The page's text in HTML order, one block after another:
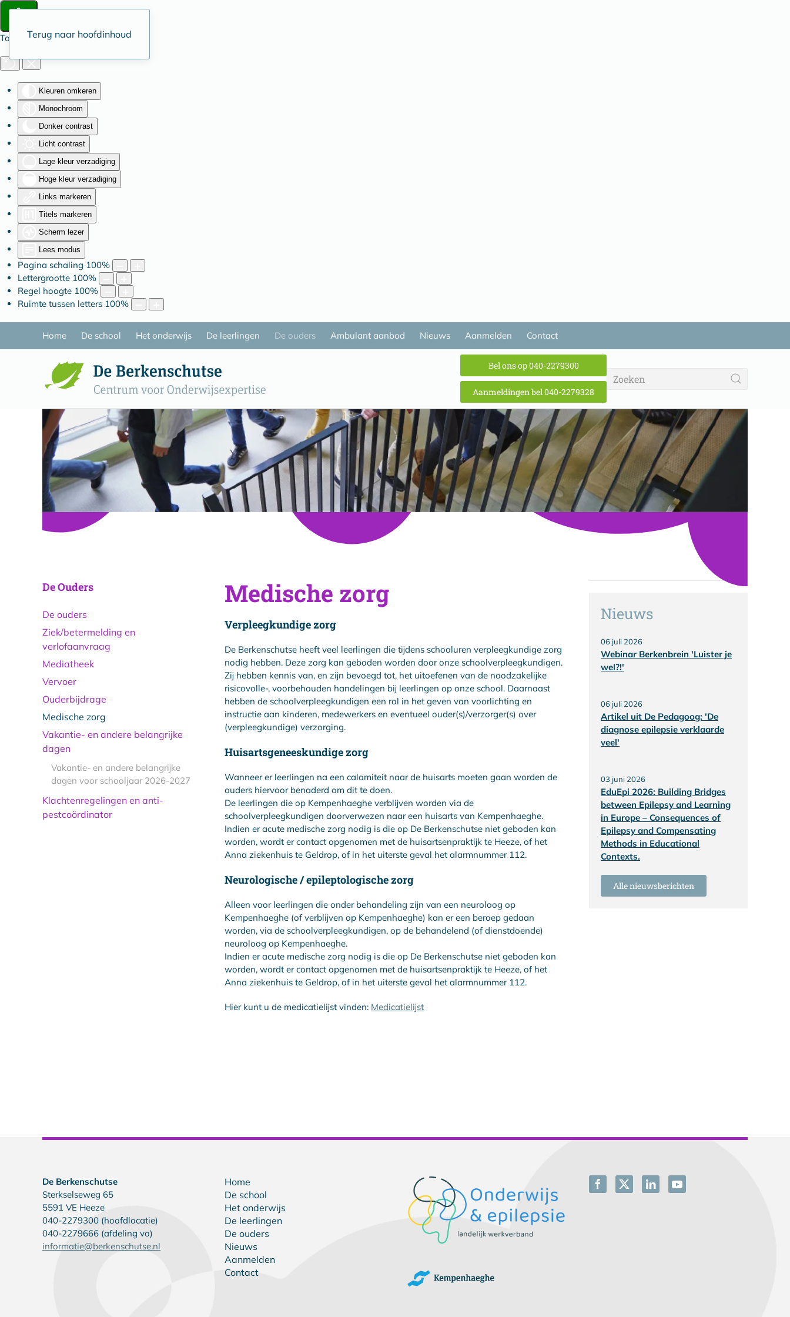
Toegankelijkheid
Kleuren omkeren
Monochroom
Donker contrast
Licht contrast
Lage kleur verzadiging
Hoge kleur verzadiging
Links markeren
Titels markeren
Scherm lezer
Lees modus
Pagina schaling 100%
Lettergrootte 100%
Regel hoogte 100%
Ruimte tussen letters 100%
Terug naar hoofdinhoud
Home De school Het onderwijs De leerlingen De ouders Ambulant aanbod Nieuws Aanmelden Contact
Bel ons op 040-2279300
Aanmeldingen bel 040-2279328
De Ouders
De ouders
Ziek/betermelding en
verlofaanvraag
Mediatheek
Vervoer
Ouderbijdrage
Medische zorg
Vakantie- en andere belangrijke
dagen
Vakantie- en andere belangrijke
dagen voor schooljaar 2026-2027
Klachtenregelingen en anti-
pestcoördinator
Medische zorg
Verpleegkundige zorg
De Berkenschutse heeft veel leerlingen die tijdens schooluren verpleegkundige zorg
nodig hebben. Deze zorg kan geboden worden door onze schoolverpleegkundigen.
Zij hebben kennis van, en zijn bevoegd tot, het uitoefenen van de noodzakelijke
risicovolle-, voorbehouden handelingen bij leerlingen op onze school. Daarnaast
hebben de schoolverpleegkundigen een rol in het geven van voorlichting en
instructie aan kinderen, medewerkers en eventueel ouder(s)/verzorger(s) over
(verpleegkundige) verzorging.
Huisartsgeneeskundige zorg
Wanneer er leerlingen na een calamiteit naar de huisarts moeten gaan worden de
ouders hiervoor benaderd om dit te doen.
De leerlingen die op Kempenhaeghe verblijven worden via de
schoolverpleegkundigen doorverwezen naar een huisarts van Kempenhaeghe.
Indien er acute medische zorg nodig is die op De Berkenschutse niet geboden kan
worden, wordt er contact opgenomen met de huisartsenpraktijk te Heeze, of het
Anna ziekenhuis te Geldrop, of in het uiterste geval het alarmnummer 112.
Neurologische / epileptologische zorg
Alleen voor leerlingen die onder behandeling zijn van een neuroloog op
Kempenhaeghe (of verblijven op Kempenhaeghe) kan er een beroep gedaan
worden, via de schoolverpleegkundigen, op de behandelend (of dienstdoende)
neuroloog op Kempenhaeghe.
Indien er acute medische zorg nodig is die op De Berkenschutse niet geboden kan
worden, wordt er contact opgenomen met de huisartsenpraktijk te Heeze, of het
Anna ziekenhuis te Geldrop, of in het uiterste geval het alarmnummer 112.
Hier kunt u de medicatielijst vinden: Medicatielijst
Nieuws
06 juli 2026
Webinar Berkenbrein 'Luister je
wel?!'
06 juli 2026
Artikel uit De Pedagoog: 'De
diagnose epilepsie verklaarde
veel'
03 juni 2026
EduEpi 2026: Building Bridges
between Epilepsy and Learning
in Europe – Consequences of
Epilepsy and Compensating
Methods in Educational
Contexts.
Alle nieuwsberichten
De Berkenschutse
Sterkselseweg 65
5591 VE Heeze
040-2279300 (hoofdlocatie)
040-2279666 (afdeling vo)
informatie@berkenschutse.nl
Home
De school
Het onderwijs
De leerlingen
De ouders
Nieuws
Aanmelden
Contact